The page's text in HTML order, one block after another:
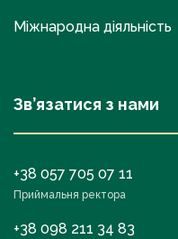
Міжнародна діяльність
Зв’язатися з нами
+38 057 705 07 11
Приймальня ректора
+38 098 211 34 83